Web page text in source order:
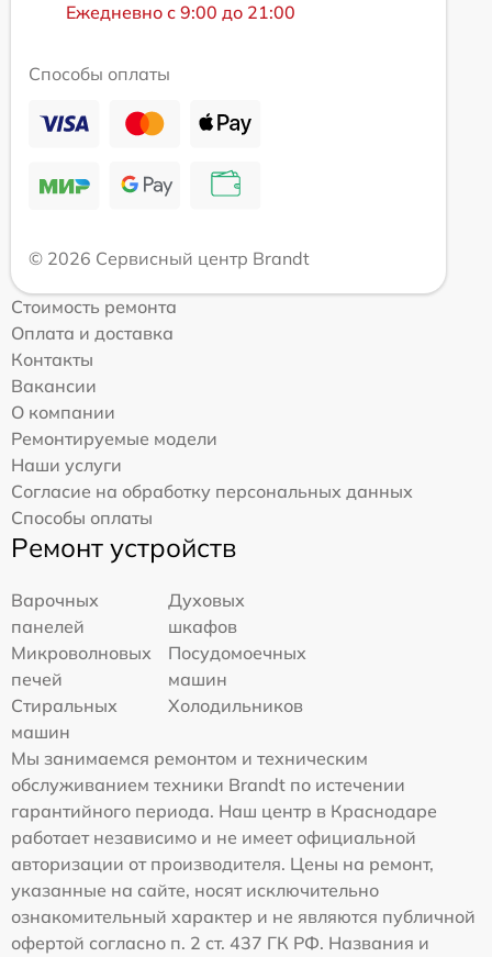
Ежедневно с 9:00 до 21:00
Способы оплаты
© 2026 Сервисный центр Brandt
Стоимость ремонта
Оплата и доставка
Контакты
Вакансии
О компании
Ремонтируемые модели
Наши услуги
Согласие на обработку персональных данных
Способы оплаты
Ремонт устройств
Варочных
панелей
Духовых
шкафов
Микроволновых
печей
Посудомоечных
машин
Стиральных
машин
Холодильников
Мы занимаемся ремонтом и техническим
обслуживанием техники Brandt по истечении
гарантийного периода. Наш центр в Краснодаре
работает независимо и не имеет официальной
авторизации от производителя. Цены на ремонт,
указанные на сайте, носят исключительно
ознакомительный характер и не являются публичной
офертой согласно п. 2 ст. 437 ГК РФ. Названия и